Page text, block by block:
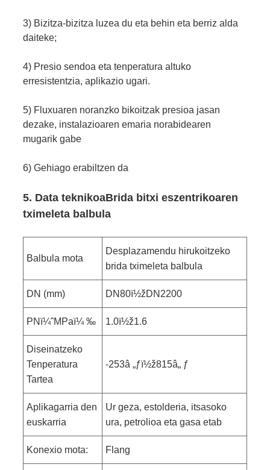
3) Bizitza-bizitza luzea du eta behin eta berriz alda
daiteke;
4) Presio sendoa eta tenperatura altuko
erresistentzia, aplikazio ugari.
5) Fluxuaren noranzko bikoitzak presioa jasan
dezake, instalazioaren emaria norabidearen
mugarik gabe
6) Gehiago erabiltzen da
5. Data teknikoaBrida bitxi eszentrikoaren
tximeleta balbula
Balbula mota
Desplazamendu hirukoitzeko
brida tximeleta balbula
DN (mm) DN80ï½žDN2200
PNï¼ˆMPaï¼ ‰ 1.0ï½ž1.6
Diseinatzeko
Tenperatura
Tartea
-253â „ƒï½ž815â„ ƒ
Aplikagarria den
euskarria
Ur geza, estolderia, itsasoko
ura, petrolioa eta gasa etab
Konexio mota: Flang